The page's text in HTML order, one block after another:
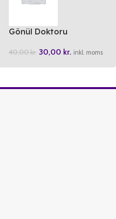
Gönül Doktoru
40,00kr. 30,00 kr. inkl. moms